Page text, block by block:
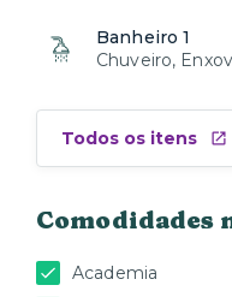
Banheiro 1
Chuveiro,
Todos os itens
Comodidades
Academia